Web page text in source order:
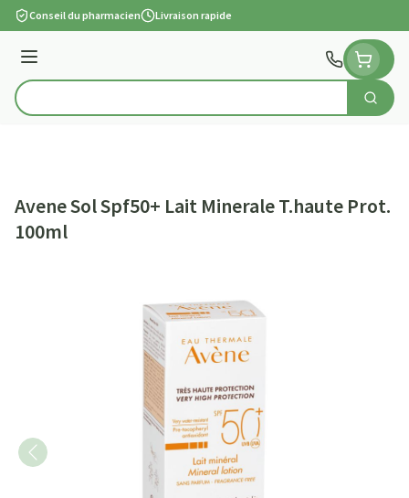
Aller au contenu
Conseil du pharmacien Livraison rapide
Menu
Rechercher
Avene Sol Spf50+ Lait Minerale T.haute Prot.
100ml